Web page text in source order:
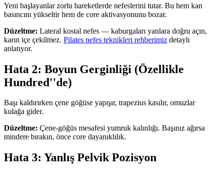
Yeni başlayanlar zorlu hareketlerde nefeslerini tutar. Bu hem kan
basıncını yükseltir hem de core aktivasyonunu bozar.
Düzeltme: Lateral kostal nefes — kaburgaları yanlara doğru açın,
karın içe çekilmez. Pilates nefes teknikleri rehberimiz detaylı
anlatıyor.
Hata 2: Boyun Gerginliği (Özellikle
Hundred''de)
Başı kaldırırken çene göğüse yapışır, trapezius kasılır, omuzlar
kulağa gider.
Düzeltme: Çene-göğüs mesafesi yumruk kalınlığı. Başınız ağırsa
mindere bırakın, önce core dayanıklılık.
Hata 3: Yanlış Pelvik Pozisyon